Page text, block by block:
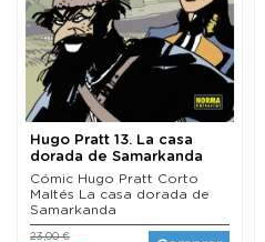
Hugo Pratt 13. La casa
dorada de Samarkanda
Cómic Hugo Pratt Corto
Maltés La casa dorada de
Samarkanda
23,00 €